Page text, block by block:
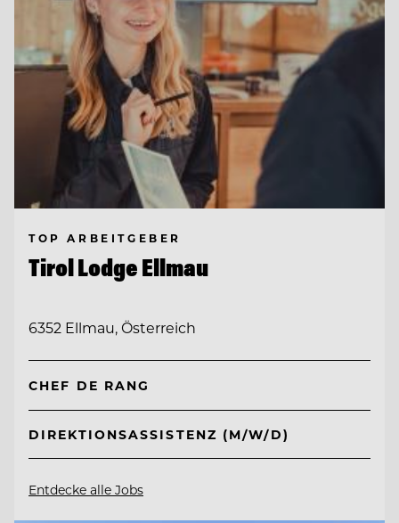
TOP ARBEITGEBER
Tirol Lodge Ellmau
6352 Ellmau, Österreich
CHEF DE RANG
DIREKTIONSASSISTENZ (M/W/D)
Entdecke alle Jobs